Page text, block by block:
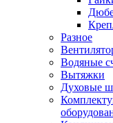
Разное
Водяные
Вытяжки
Духовые